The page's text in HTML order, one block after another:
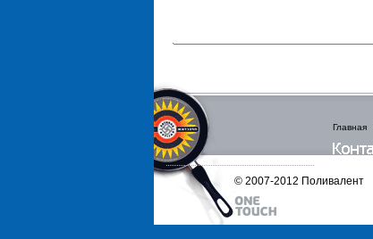
Главная
© 2007-2012 Поливалент